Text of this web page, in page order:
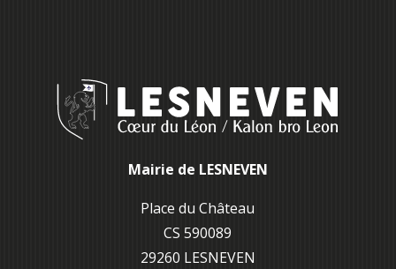
Mairie de LESNEVEN
Place du Château
CS 590089
29260 LESNEVEN